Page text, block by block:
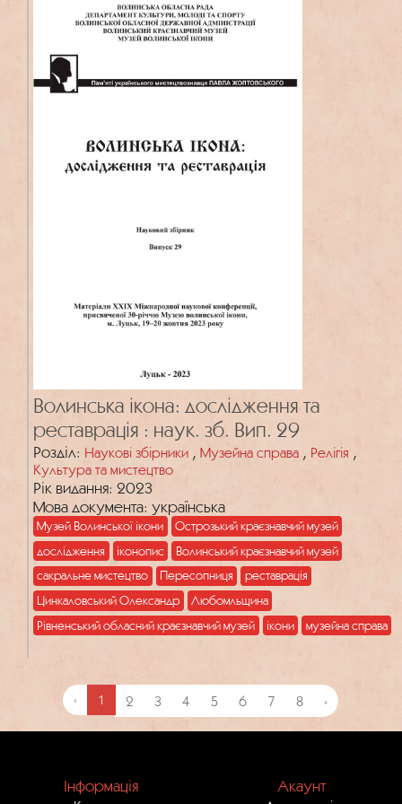
Волинська ікона: дослідження та
реставрація : наук. зб. Вип. 29
Розділ: Наукові збірники , Музейна справа , Релігія ,
Культура та мистецтво
Рік видання: 2023
Мова документа: українська
Музей Волинської ікони
Острозький краєзнавчий музей
дослідження
іконопис
Волинський краєзнавчий музей
сакральне мистецтво
Пересопниця
реставрація
Цинкаловський Олександр
Любомльщина
Рівненський обласний краєзнавчий музей
ікони музейна справа
‹ 1 2 3 4 5 6 7 8 ›
Інформація Акаунт